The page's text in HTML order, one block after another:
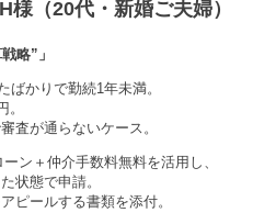
（20代・新婚ご夫婦）
略”」
ばかりで勤続1年未満。
査が通らないケース。
ン＋仲介手数料無料を活用し、
状態で申請。
ピールする書類を添付。